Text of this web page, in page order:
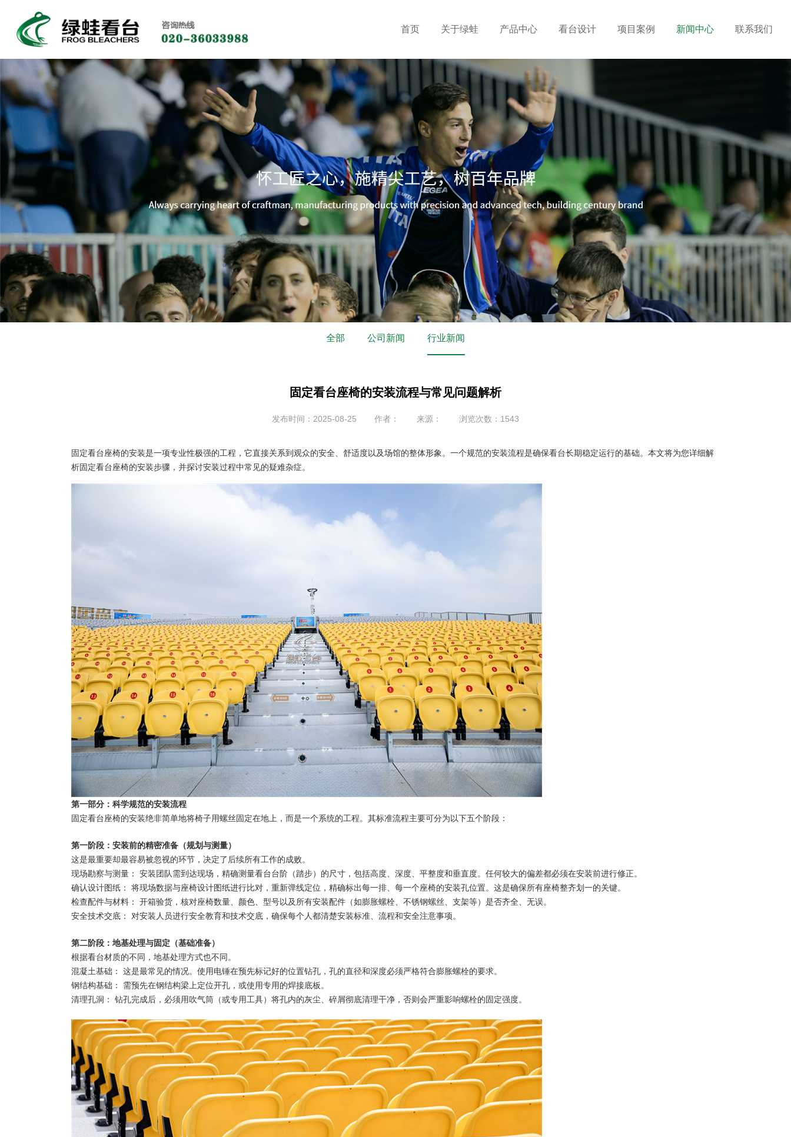
首页 关于绿蛙 产品中心 看台设计 项目案例 新闻中心 联系我们
全部 公司新闻 行业新闻
固定看台座椅的安装流程与常见问题解析
发布时间：2025-08-25 作者： 来源： 浏览次数：1543
固定看台座椅的安装是一项专业性极强的工程，它直接关系到观众的安全、舒适度以及场馆的整体形象。一个规范的安装流程是确保看台长期稳定运行的基础。本文将为您详细解
析固定看台座椅的安装步骤，并探讨安装过程中常见的疑难杂症。
第一部分：科学规范的安装流程
固定看台座椅的安装绝非简单地将椅子用螺丝固定在地上，而是一个系统的工程。其标准流程主要可分为以下五个阶段：
第一阶段：安装前的精密准备（规划与测量）
这是最重要却最容易被忽视的环节，决定了后续所有工作的成败。
现场勘察与测量： 安装团队需到达现场，精确测量看台台阶（踏步）的尺寸，包括高度、深度、平整度和垂直度。任何较大的偏差都必须在安装前进行修正。
确认设计图纸： 将现场数据与座椅设计图纸进行比对，重新弹线定位，精确标出每一排、每一个座椅的安装孔位置。这是确保所有座椅整齐划一的关键。
检查配件与材料： 开箱验货，核对座椅数量、颜色、型号以及所有安装配件（如膨胀螺栓、不锈钢螺丝、支架等）是否齐全、无误。
安全技术交底： 对安装人员进行安全教育和技术交底，确保每个人都清楚安装标准、流程和安全注意事项。
第二阶段：地基处理与固定（基础准备）
根据看台材质的不同，地基处理方式也不同。
混凝土基础： 这是最常见的情况。使用电锤在预先标记好的位置钻孔，孔的直径和深度必须严格符合膨胀螺栓的要求。
钢结构基础： 需预先在钢结构梁上定位开孔，或使用专用的焊接底板。
清理孔洞： 钻孔完成后，必须用吹气筒（或专用工具）将孔内的灰尘、碎屑彻底清理干净，否则会严重影响螺栓的固定强度。